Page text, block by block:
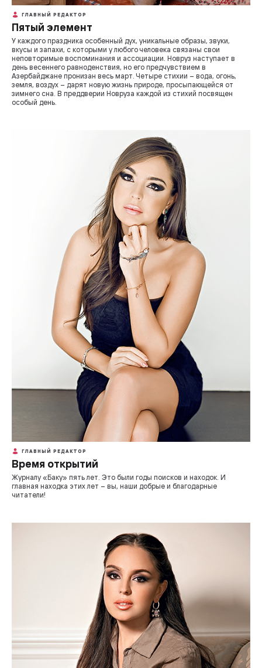
ГЛАВНЫЙ РЕДАКТОР
Пятый элемент
У каждого праздника особенный дух, уникальные образы, звуки,
вкусы и запахи, с которыми у любого человека связаны свои
неповторимые воспоминания и ассоциации. Новруз наступает в
день весеннего равноденствия, но его предчувствием в
Азербайджане пронизан весь март. Четыре стихии – вода, огонь,
земля, воздух – дарят новую жизнь природе, просыпающейся от
зимнего сна. В преддверии Новруза каждой из стихий посвящен
особый день.
ГЛАВНЫЙ РЕДАКТОР
Время открытий
Журналу «Баку» пять лет. Это были годы поисков и находок. И
главная находка этих лет – вы, наши добрые и благодарные
читатели!